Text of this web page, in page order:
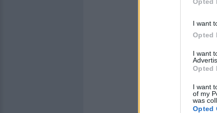
I want
Opted
I want
Opted
I want
of my
was
Opted